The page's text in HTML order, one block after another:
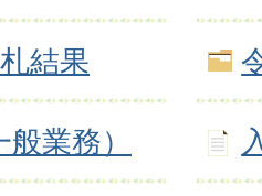
結果
業務）